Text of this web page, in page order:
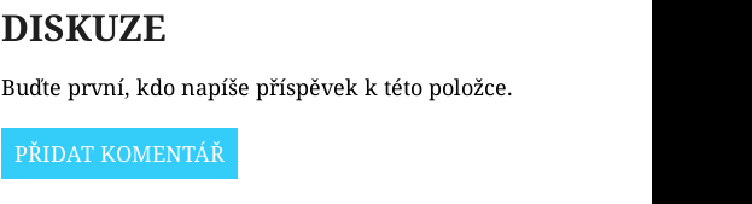
DISKUZE
Buďte první, kdo napíše příspěvek k této položce.
PŘIDAT KOMENTÁŘ